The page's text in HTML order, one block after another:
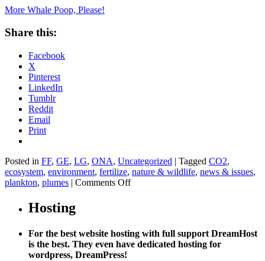
More Whale Poop, Please!
Share this:
Facebook
X
Pinterest
LinkedIn
Tumblr
Reddit
Email
Print
Posted in FF, GE, LG, ONA, Uncategorized | Tagged CO2,
ecosystem, environment, fertilize, nature & wildlife, news & issues,
plankton, plumes | Comments Offon
Hosting
For the best website hosting with full support DreamHost
is the best. They even have dedicated hosting for
wordpress, DreamPress!